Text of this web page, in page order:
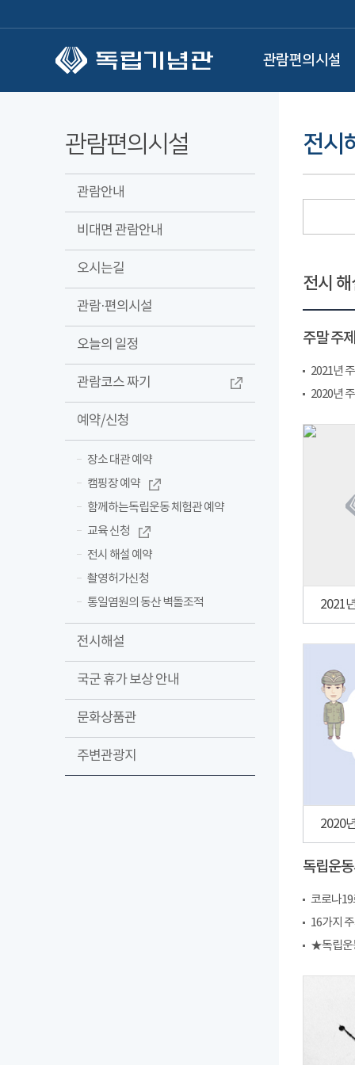
관람편의시설
관람편의시설
관람안내
비대면 관람안내
오시는길
관람·편의시설
오늘의 일정
관람코스 짜기
예약/신청
장소 대관 예약
캠핑장 예약
함께하는독립운동 체험관 예약
교육 신청
전시 해설 예약
촬영허가신청
통일염원의 동산 벽돌조적
전시해설
국군 휴가 보상 안내
문화상품관
주변관광지
전시
전시
주말 주
2021년
2020년
2021
2020
독립운
코로나19
16가지
★독립운